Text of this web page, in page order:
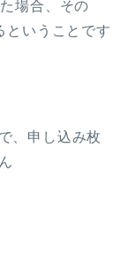
場合、その
ということです
、申し込み枚